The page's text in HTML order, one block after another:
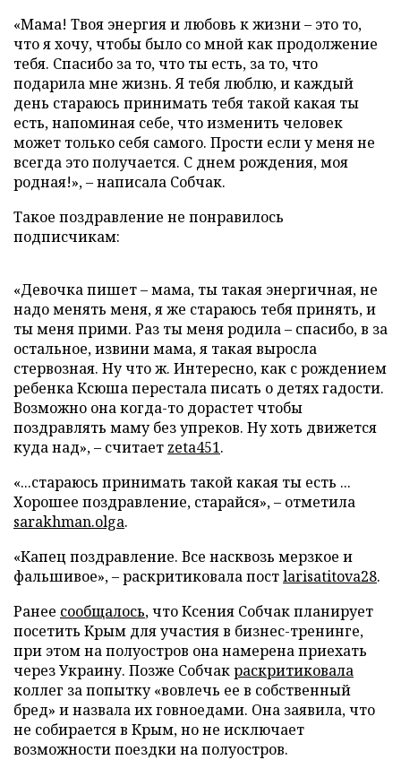
«Мама! Твоя энергия и любовь к жизни – это то,
что я хочу, чтобы было со мной как продолжение
тебя. Спасибо за то, что ты есть, за то, что
подарила мне жизнь. Я тебя люблю, и каждый
день стараюсь принимать тебя такой какая ты
есть, напоминая себе, что изменить человек
может только себя самого. Прости если у меня не
всегда это получается. С днем рождения, моя
родная!», – написала Собчак.
Такое поздравление не понравилось
подписчикам:
«Девочка пишет – мама, ты такая энергичная, не
надо менять меня, я же стараюсь тебя принять, и
ты меня прими. Раз ты меня родила – спасибо, в за
остальное, извини мама, я такая выросла
стервозная. Ну что ж. Интересно, как с рождением
ребенка Ксюша перестала писать о детях гадости.
Возможно она когда-то дорастет чтобы
поздравлять маму без упреков. Ну хоть движется
куда над», – считает zeta451.
«...стараюсь принимать такой какая ты есть ...
Хорошее поздравление, старайся», – отметила
sarakhman.olga.
«Капец поздравление. Все насквозь мерзкое и
фальшивое», – раскритиковала постlarisatitova28.
Ранее сообщалось, что Ксения Собчак планирует
посетить Крым для участия в бизнес-тренинге,
при этом на полуостров она намерена приехать
через Украину. Позже Собчакраскритиковала
коллег за попытку «вовлечь ее в собственный
бред» и назвала их говноедами. Она заявила, что
не собирается в Крым, но не исключает
возможности поездки на полуостров.